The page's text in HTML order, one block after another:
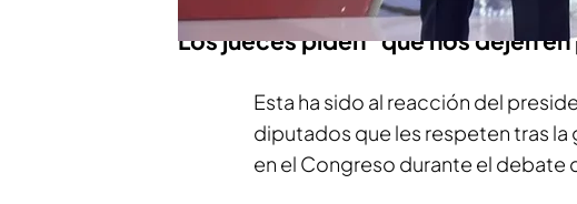
total retirarán su apoyo a Sánchez.
Los jueces piden "que nos dejen en
Esta ha sido al reacción del
diputados que les respeten tras
en el Congreso durante el debate